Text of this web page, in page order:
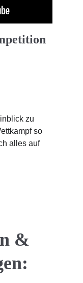
zu
so
alles auf
&